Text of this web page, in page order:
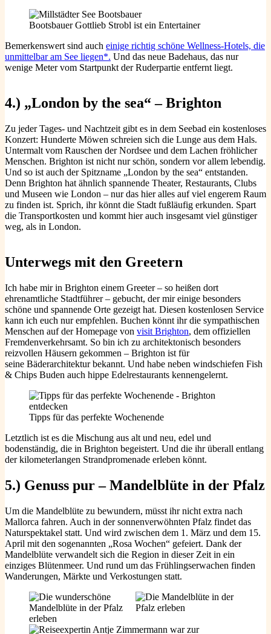
Bootsbauer Gottlieb Strobl ist ein Entertainer
Bemerkenswert sind auch einige richtig schöne Wellness-Hotels, die
unmittelbar am See liegen*. Und das neue Badehaus, das nur
wenige Meter vom Startpunkt der Ruderpartie entfernt liegt.
4.) „London by the sea“ – Brighton
Zu jeder Tages- und Nachtzeit gibt es in dem Seebad ein kostenloses
Konzert: Hunderte Möwen schreien sich die Lunge aus dem Hals.
Untermalt vom Rauschen der Nordsee und dem Lachen fröhlicher
Menschen. Brighton ist nicht nur schön, sondern vor allem lebendig.
Und so ist auch der Spitzname „London by the sea“ entstanden.
Denn Brighton hat ähnlich spannende Theater, Restaurants, Clubs
und Museen wie London – nur das hier alles auf viel engerem Raum
zu finden ist. Sprich, ihr könnt die Stadt fußläufig erkunden. Spart
die Transportkosten und kommt hier auch insgesamt viel günstiger
weg, als in London.
Unterwegs mit den Greetern
Ich habe mir in Brighton einem Greeter – so heißen dort
ehrenamtliche Stadtführer – gebucht, der mir einige besonders
schöne und spannende Orte gezeigt hat. Diesen kostenlosen Service
kann ich euch nur empfehlen. Buchen könnt ihr die sympathischen
Menschen auf der Homepage von visit Brighton, dem offiziellen
Fremdenverkehrsamt. So bin ich zu architektonisch besonders
reizvollen Häusern gekommen – Brighton ist für
seine Bäderarchitektur bekannt. Und habe neben windschiefen Fish
& Chips Buden auch hippe Edelrestaurants kennengelernt.
Tipps für das perfekte Wochenende
Letztlich ist es die Mischung aus alt und neu, edel und
bodenständig, die in Brighton begeistert. Und die ihr überall entlang
der kilometerlangen Strandpromenade erleben könnt.
5.) Genuss pur – Mandelblüte in der Pfalz
Um die Mandelblüte zu bewundern, müsst ihr nicht extra nach
Mallorca fahren. Auch in der sonnenverwöhnten Pfalz findet das
Naturspektakel statt. Und wird zwischen dem 1. März und dem 15.
April mit den sogenannten „Rosa Wochen“ gefeiert. Dank der
Mandelblüte verwandelt sich die Region in dieser Zeit in ein
einziges Blütenmeer. Und rund um das Frühlingserwachen finden
Wanderungen, Märkte und Verkostungen statt.